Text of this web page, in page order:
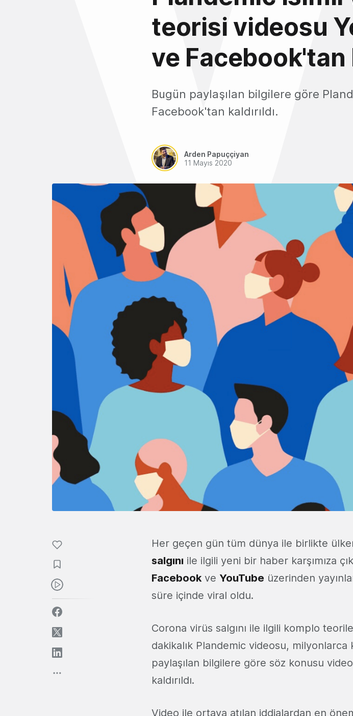
teorisi videosu
ve Facebook'tan
Bugün paylaşılan bilgilere göre
Facebook'tan kaldırıldı.
Arden Papuççiyan
11 Mayıs 2020
Her geçen gün tüm dünya ile birlikte
salgını ile ilgili yeni bir haber karşımıza
Facebookve YouTube üzerinden
süre içinde viral oldu.
Corona virüs salgını ile ilgili komplo
dakikalık Plandemic videosu, milyonlarca
paylaşılan bilgilere göre söz konusu video
kaldırıldı.
Video ile ortaya atılan iddialardan en